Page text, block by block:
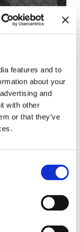
features and to
about your
and
with other
or that they’ve
– 21.9.25